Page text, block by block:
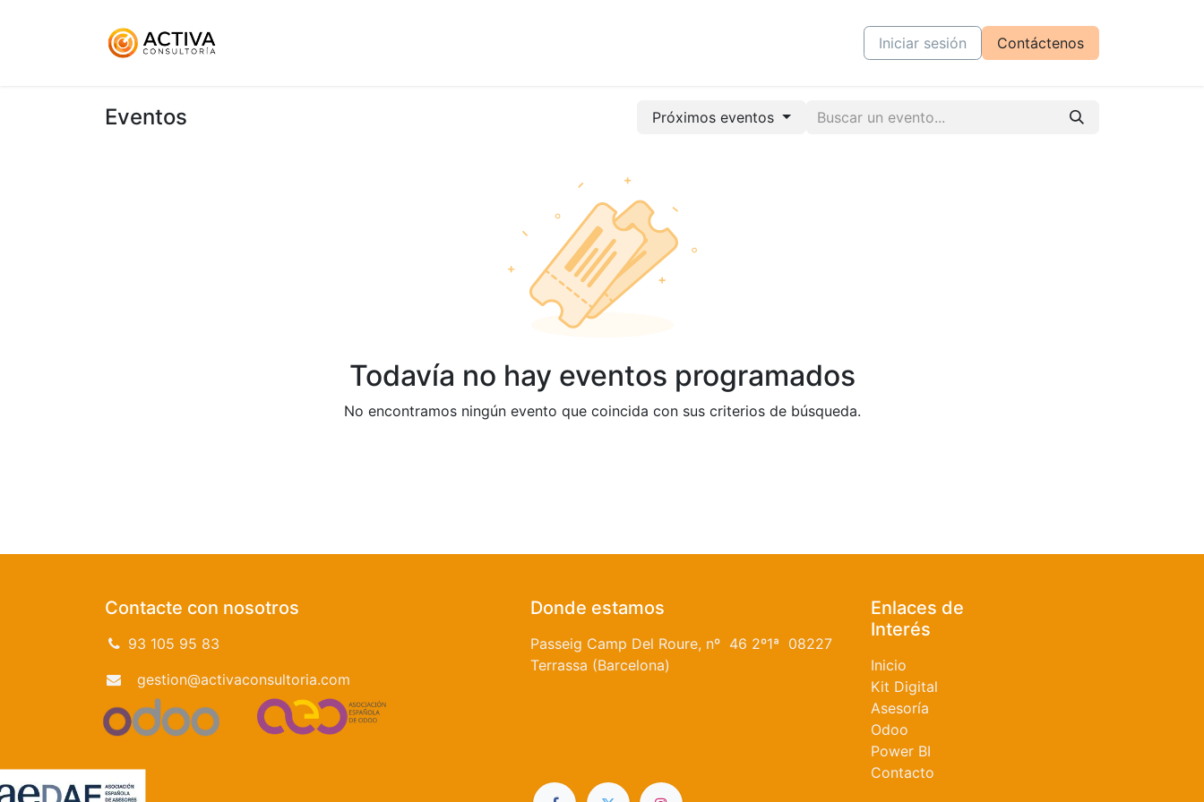
CursosIniciar sesión Contáctenos
Eventos Próximos eventos
Todavía no hay eventos programados
No encontramos ningún evento que coincida con sus criterios de búsqueda.
Contacte con nosotros
93 105 95 83
gestion@activaconsultoria.com
Donde estamos
Passeig Camp Del Roure, nº 46 2º1ª 08227
Terrassa (Barcelona)
Enlaces de
Interés
Inicio
Kit Digital
Asesoría
Odoo
Power BI
Contacto